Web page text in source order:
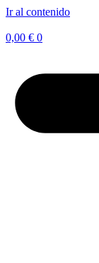
Ir al contenido
0,00 € 0